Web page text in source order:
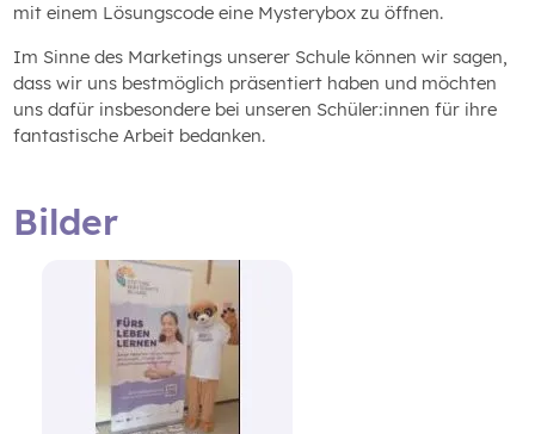
mit einem Lösungscode eine Mysterybox zu öffnen.
Im Sinne des Marketings unserer Schule können wir sagen,
dass wir uns bestmöglich präsentiert haben und möchten
uns dafür insbesondere bei unseren Schüler:innen für ihre
fantastische Arbeit bedanken.
Bilder